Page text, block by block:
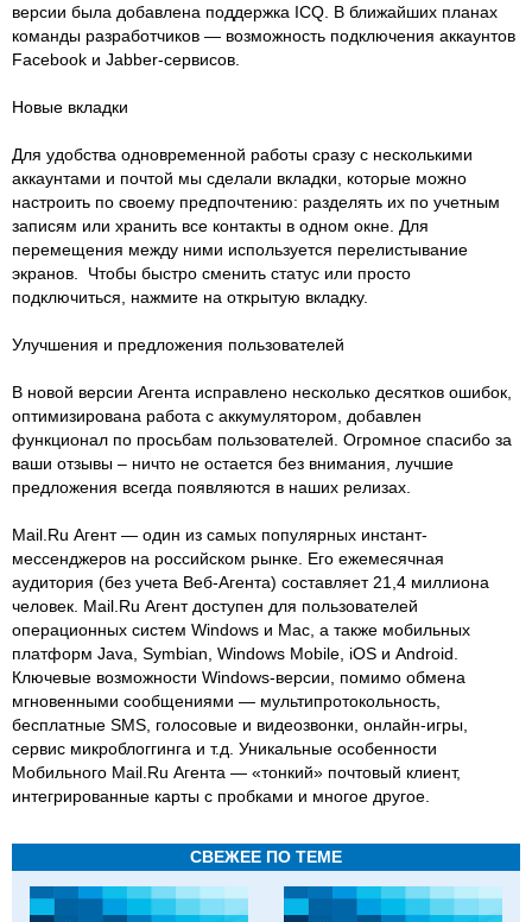
версии была добавлена поддержка ICQ. В ближайших планах
команды разработчиков — возможность подключения аккаунтов
Facebook и Jabber-сервисов.
Новые вкладки
Для удобства одновременной работы сразу с несколькими
аккаунтами и почтой мы сделали вкладки, которые можно
настроить по своему предпочтению: разделять их по учетным
записям или хранить все контакты в одном окне. Для
перемещения между ними используется перелистывание
экранов. Чтобы быстро сменить статус или просто
подключиться, нажмите на открытую вкладку.
Улучшения и предложения пользователей
В новой версии Агента исправлено несколько десятков ошибок,
оптимизирована работа с аккумулятором, добавлен
функционал по просьбам пользователей. Огромное спасибо за
ваши отзывы – ничто не остается без внимания, лучшие
предложения всегда появляются в наших релизах.
Mail.Ru Агент — один из самых популярных инстант-
мессенджеров на российском рынке. Его ежемесячная
аудитория (без учета Веб-Агента) составляет 21,4 миллиона
человек. Mail.Ru Агент доступен для пользователей
операционных систем Windows и Mac, а также мобильных
платформ Java, Symbian, Windows Mobile, iOS и Android.
Ключевые возможности Windows-версии, помимо обмена
мгновенными сообщениями — мультипротокольность,
бесплатные SMS, голосовые и видеозвонки, онлайн-игры,
сервис микроблоггинга и т.д. Уникальные особенности
Мобильного Mail.Ru Агента — «тонкий» почтовый клиент,
интегрированные карты с пробками и многое другое.
СВЕЖЕЕ ПО ТЕМЕ